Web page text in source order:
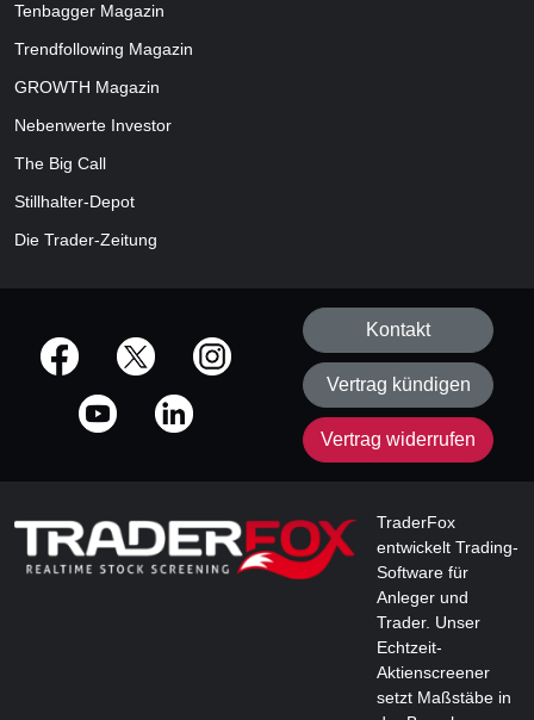
Tenbagger Magazin
Trendfollowing Magazin
GROWTH Magazin
Nebenwerte Investor
The Big Call
Stillhalter-Depot
Die Trader-Zeitung
offizielle Social Media-Accounts
Kontakt
Vertrag kündigen
Vertrag widerrufen
TraderFox
entwickelt Trading-
Software für
Anleger und
Trader. Unser
Echtzeit-
Aktienscreener
setzt Maßstäbe in